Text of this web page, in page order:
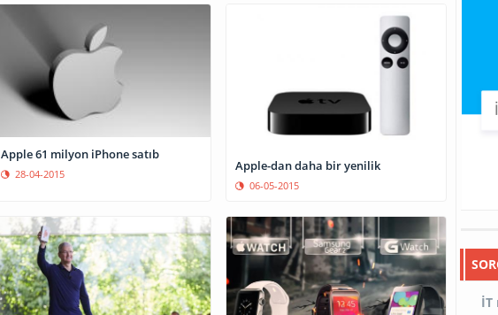
Apple 61 milyon iPhone satıb
28-04-2015 Apple-dan daha bir yenilik
06-05-2015
İT